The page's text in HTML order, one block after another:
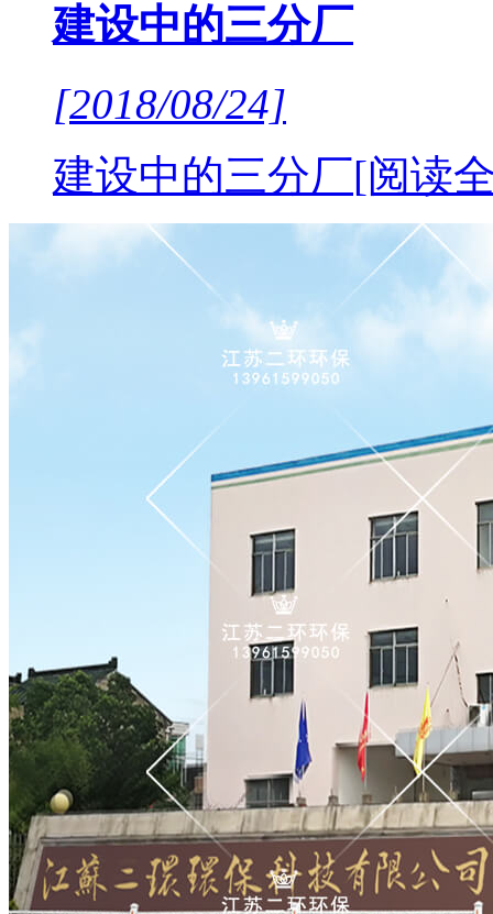
建设中的三分厂
[2018/08/24]
建设中的三分厂[阅读